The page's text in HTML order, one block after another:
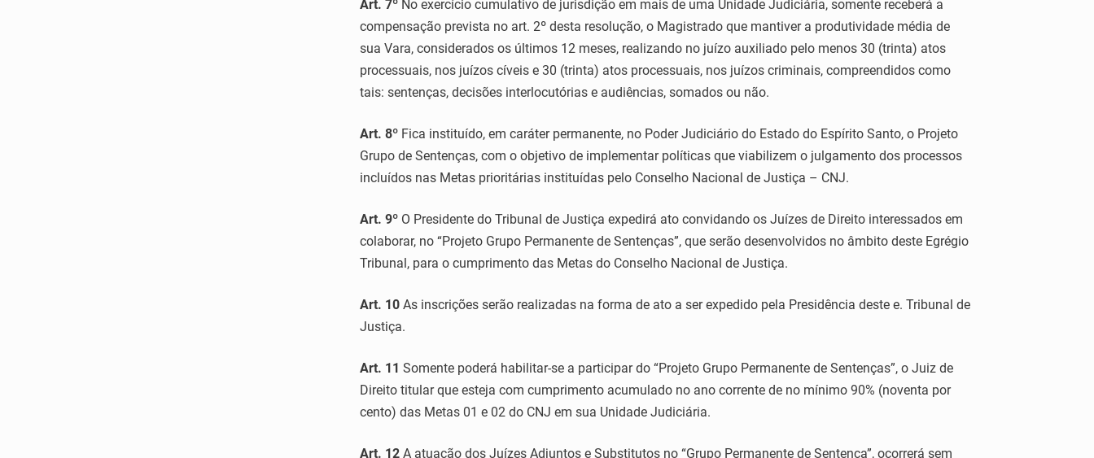
Art. 7º No exercício cumulativo de jurisdição em mais de uma Unidade Judiciária, somente receberá a
compensação prevista no art. 2º desta resolução, o Magistrado que mantiver a produtividade média de
sua Vara, considerados os últimos 12 meses, realizando no juízo auxiliado pelo menos 30 (trinta) atos
processuais, nos juízos cíveis e 30 (trinta) atos processuais, nos juízos criminais, compreendidos como
tais: sentenças, decisões interlocutórias e audiências, somados ou não.
Art. 8º Fica instituído, em caráter permanente, no Poder Judiciário do Estado do Espírito Santo, o Projeto
Grupo de Sentenças, com o objetivo de implementar políticas que viabilizem o julgamento dos processos
incluídos nas Metas prioritárias instituídas pelo Conselho Nacional de Justiça – CNJ.
Art. 9º O Presidente do Tribunal de Justiça expedirá ato convidando os Juízes de Direito interessados em
colaborar, no “Projeto Grupo Permanente de Sentenças”, que serão desenvolvidos no âmbito deste Egrégio
Tribunal, para o cumprimento das Metas do Conselho Nacional de Justiça.
Art. 10 As inscrições serão realizadas na forma de ato a ser expedido pela Presidência deste e. Tribunal de
Justiça.
Art. 11 Somente poderá habilitar-se a participar do “Projeto Grupo Permanente de Sentenças”, o Juiz de
Direito titular que esteja com cumprimento acumulado no ano corrente de no mínimo 90% (noventa por
cento) das Metas 01 e 02 do CNJ em sua Unidade Judiciária.
Art. 12 A atuação dos Juízes Adjuntos e Substitutos no “Grupo Permanente de Sentença”, ocorrerá sem